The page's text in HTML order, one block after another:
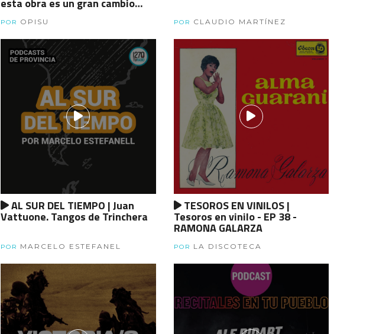
para el barrio”. Laura Larralde,
vecina del barrio La Esmeralda
de Chascomús
POR OPISU POR CLAUDIO MARTÍNEZ
AL SUR DEL TIEMPO | Juan
Vattuone. Tangos de Trinchera
POR MARCELO ESTEFANEL
TESOROS EN VINILOS |
Tesoros en vinilo - EP 38 -
RAMONA GALARZA
POR LA DISCOTECA